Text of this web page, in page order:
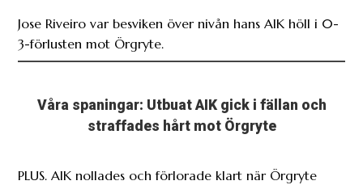
Jose Riveiro var besviken över nivån hans AIK höll i 0-
3-förlusten mot Örgryte.
Våra spaningar: Utbuat AIK gick i fällan och
straffades hårt mot Örgryte
PLUS. AIK nollades och förlorade klart när Örgryte